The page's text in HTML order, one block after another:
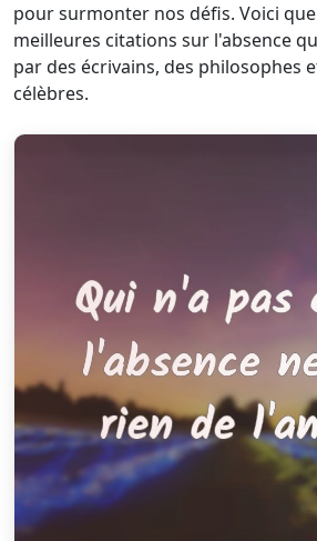
pour surmonter nos défis. Voici
meilleures citations sur l'absence
par des écrivains, des philosophes
célèbres.